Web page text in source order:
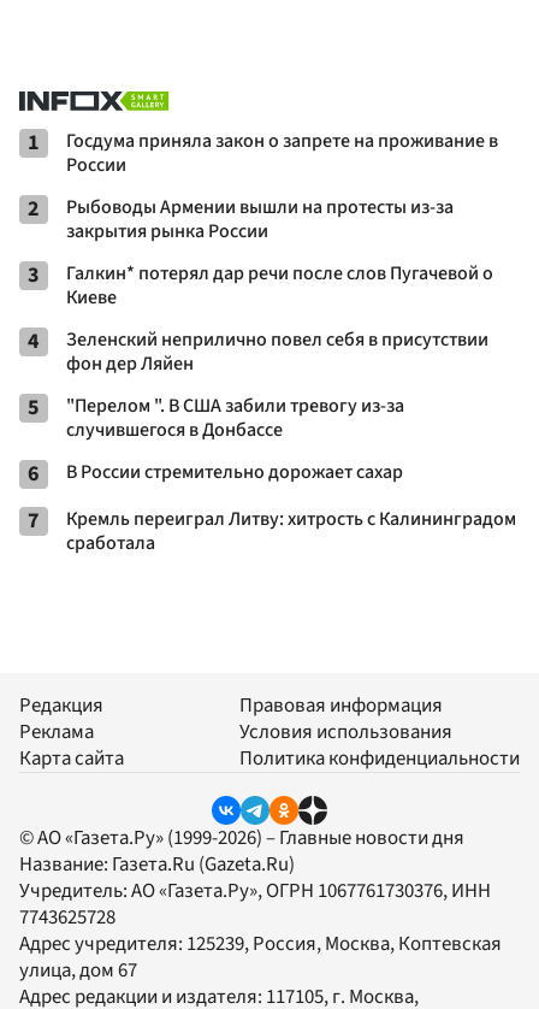
1
Госдума приняла закон о запрете на проживание в
России
2
Рыбоводы Армении вышли на протесты из-за
закрытия рынка России
3
Галкин* потерял дар речи после слов Пугачевой о
Киеве
4
Зеленский неприлично повел cебя в присутствии
фон дер Ляйен
5
"Перелом ". В США забили тревогу из-за
случившегося в Донбассе
6 В России стремительно дорожает сахар
7
Кремль переиграл Литву: хитрость с Калининградом
сработала
Редакция
Реклама
Карта сайта
Правовая информация
Условия использования
Политика конфиденциальности
© АО «Газета.Ру» (1999-2026) – Главные новости дня
Название: Газета.Ru (Gazeta.Ru)
Учредитель:АО «Газета.Ру», ОГРН 1067761730376, ИНН
7743625728
Адрес учредителя: 125239, Россия, Москва, Коптевская
улица, дом 67
Адрес редакции и издателя: 117105, г. Москва,